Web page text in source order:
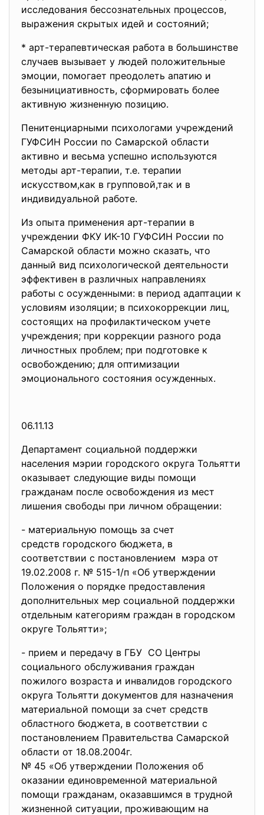
исследования бессознательных процессов,
выражения скрытых идей и состояний;
* арт-терапевтическая работа в большинстве
случаев вызывает у людей положительные
эмоции, помогает преодолеть апатию и
безынициативность, сформировать более
активную жизненную позицию.
Пенитенциарными психологами учреждений
ГУФСИН России по Самарской области
активно и весьма успешно используются
методы арт-терапии, т.е. терапии
искусством,как в групповой,так и в
индивидуальной работе.
Из опыта применения арт-терапии в
учреждении ФКУ ИК-10 ГУФСИН России по
Самарской области можно сказать, что
данный вид психологической деятельности
эффективен в различных направлениях
работы с осужденными: в период адаптации к
условиям изоляции; в психокоррекции лиц,
состоящих на профилактическом учете
учреждения; при коррекции разного рода
личностных проблем; при подготовке к
освобождению; для оптимизации
эмоционального состояния осужденных.
06.11.13
Департамент социальной поддержки
населения мэрии городского округа Тольятти
оказывает следующие виды помощи
гражданам после освобождения из мест
лишения свободы при личном обращении:
- материальную помощь за счет
средств городского бюджета, в
соответствии с постановлением мэра от
19.02.2008 г. № 515-1/п «Об утверждении
Положения о порядке предоставления
дополнительных мер социальной поддержки
отдельным категориям граждан в городском
округе Тольятти»;
- прием и передачу в ГБУ СО Центры
социального обслуживания граждан
пожилого возраста и инвалидов городского
округа Тольятти документов для назначения
материальной помощи за счет средств
областного бюджета, в соответствии с
постановлением Правительства Самарской
области от 18.08.2004г.
№ 45 «Об утверждении Положения об
оказании единовременной материальной
помощи гражданам, оказавшимся в трудной
жизненной ситуации, проживающим на